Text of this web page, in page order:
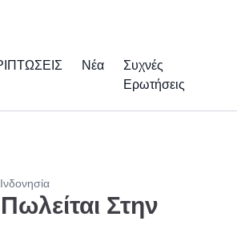
Νέα
Συχνές
Ερωτήσεις
Στην